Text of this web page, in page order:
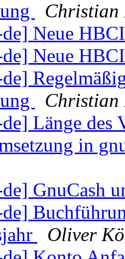
Christian
de] Neue
de] Neue
Christian
Länge des
in
GnuCash
Oliver